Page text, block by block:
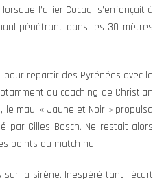
l’ailier Cocagi s’enfonçait à
pénétrant dans les 30 mètres
repartir des Pyrénées avec le
au coaching de Christian
le maul « Jaune et Noir » propulsa
par Gilles Bosch. Ne restait alors
points du match nul.
la sirène. Inespéré tant l’écart